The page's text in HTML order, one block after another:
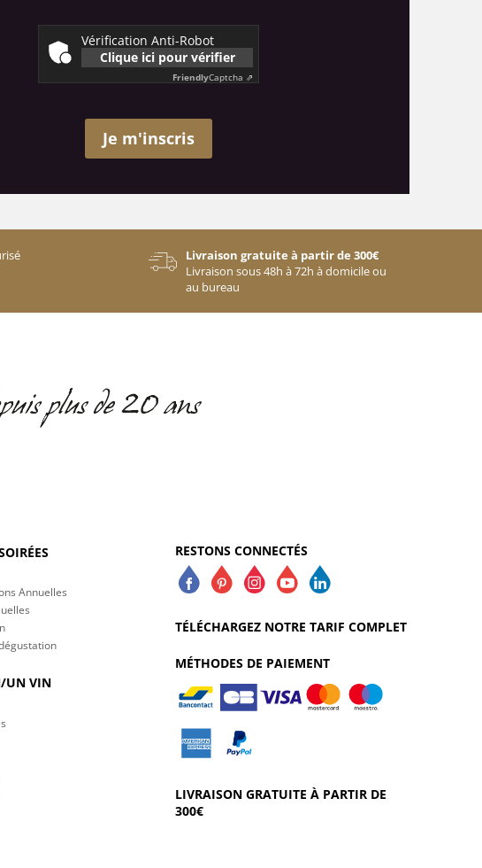
Vérification Anti-Robot
Clique ici pour vérifier
FriendlyCaptcha ⇗
Je m'inscris
Livraison gratuite à partir de 300€
Livraison sous 48h à 72h à domicile ou
au bureau
Annuelles
UN VIN
RESTONS CONNECTÉS
TÉLÉCHARGEZ NOTRE TARIF COMPLET
MÉTHODES DE PAIEMENT
LIVRAISON GRATUITE À PARTIR DE
300€